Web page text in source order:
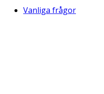
Vanliga frågor